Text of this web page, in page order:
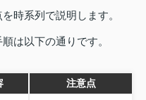
時系列で説明します。
は以下の通りです。
注意点